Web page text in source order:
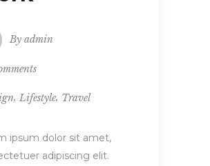
By admin
, Lifestyle, Travel
ipsum dolor sit amet,
adipiscing elit.